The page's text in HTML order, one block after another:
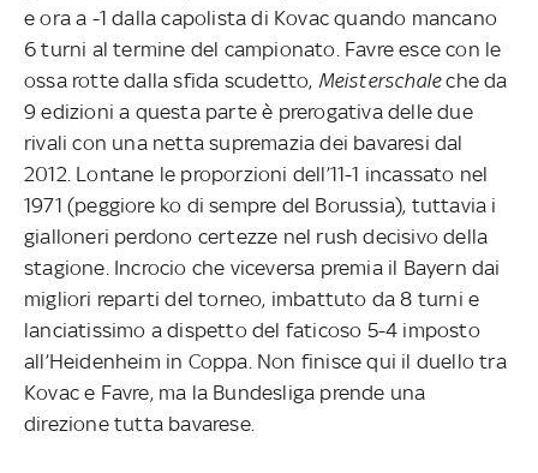
e ora a -1 dalla capolista di Kovac quando mancano
6 turni al termine del campionato. Favre esce con le
ossa rotte dalla sfida scudetto, Meisterschaleche da
9 edizioni a questa parte è prerogativa delle due
rivali con una netta supremazia dei bavaresi dal
2012. Lontane le proporzioni dell’11-1 incassato nel
1971 (peggiore ko di sempre del Borussia), tuttavia i
gialloneri perdono certezze nel rush decisivo della
stagione. Incrocio che viceversa premia il Bayern dai
migliori reparti del torneo, imbattuto da 8 turni e
lanciatissimo a dispetto del faticoso 5-4 imposto
all’Heidenheim in Coppa. Non finisce qui il duello tra
Kovac e Favre, ma la Bundesliga prende una
direzione tutta bavarese.